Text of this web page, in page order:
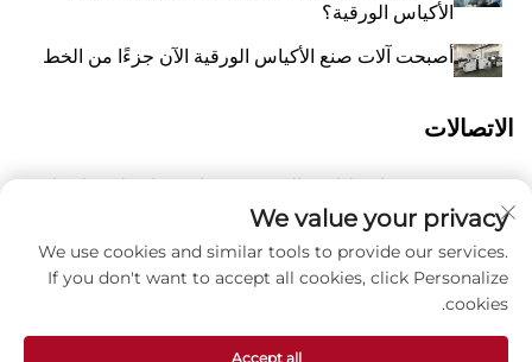
الأكياس الورقية؟
أصبحت آلات صنع الأكياس الورقية الآن جزءًا من الخط
الاتصالات
بينغيانغ، مدينة ونتشو، مقاطعة تشيجيانغ، الصين 325409
P
8615988795434
We value your privacy
We use cookies and similar tools to provide our services.
If you don't want to accept all cookies, click Personalize
cookies.
Accept all